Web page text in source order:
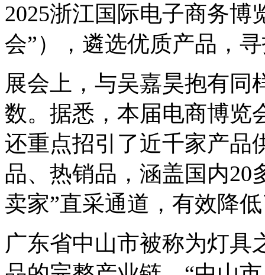
2025浙江国际电子商务博
会”），遴选优质产品，
展会上，与吴嘉昊抱有同
数。据悉，本届电商博览
还重点招引了近千家产品
品、热销品，涵盖国内
卖家”直采通道，有效降
广东省中山市被称为灯具